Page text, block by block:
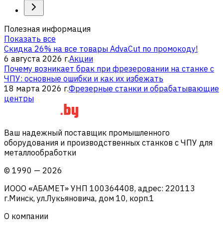
Полезная информация
Показать все
Скидка 26% на все товары AdvaCut по промокоду!
6 августа 2026 г.Акции
Почему возникает брак при фрезеровании на станке с
ЧПУ: основные ошибки и как их избежать
18 марта 2026 г.Фрезерные станки и обрабатывающие
центры
Ваш надежный поставщик промышленного
оборудования и производственных станков с ЧПУ для
металлообработки
© 1990 — 2026
ИООО «АБАМЕТ» УНП 100364408, адрес: 220113
г.Минск, ул.Лукьяновича, дом 10, корп.1
О компании